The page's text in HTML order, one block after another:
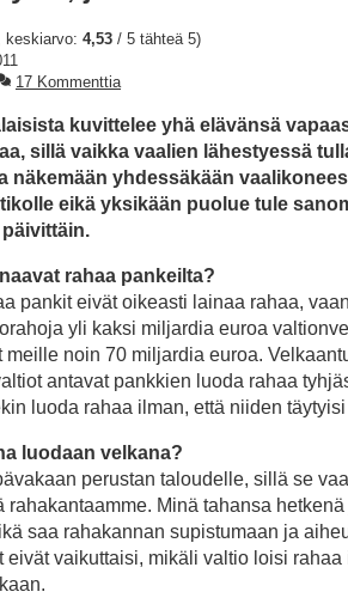
keskiarvo: 4,53 / 5 tähteä 5)
17 Kommenttia
kuvittelee yhä elävänsä
sillä vaikka vaalien lähestyessä
näkemään yhdessäkään
eikä yksikään puolue tule
rahaa pankeilta?
pankit eivät oikeasti lainaa rahaa,
yli kaksi miljardia euroa
meille noin 70 miljardia euroa.
antavat pankkien luoda rahaa
luoda rahaa ilman, että niiden
luodaan velkana?
perustan taloudelle, sillä se
rahakantaamme. Minä tahansa
saa rahakannan supistumaan ja
eivät vaikuttaisi, mikäli valtio loisi